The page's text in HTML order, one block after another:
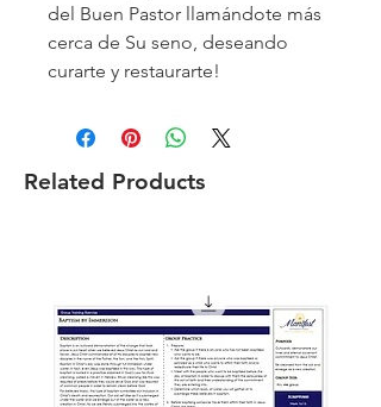
del Buen Pastor llamándote más
cerca de Su seno, deseando
curarte y restaurarte!
Related Products